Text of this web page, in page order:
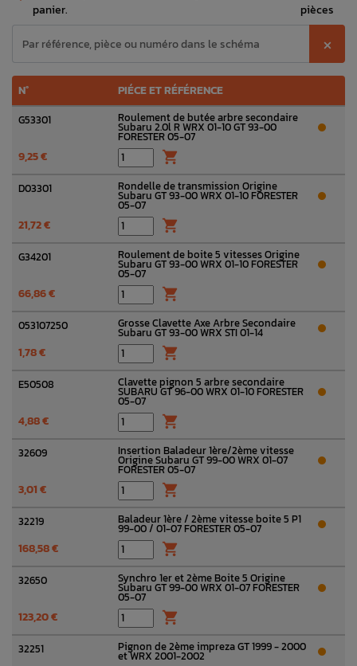
panier.
pièces
⨉
N° PIÉCE ET RÉFÉRENCE
G53301 Roulement de butée arbre secondaire
Subaru 2.0l R WRX 01-10 GT 93-00
FORESTER 05-07
9,25 € 
D03301 Rondelle de transmission Origine
Subaru GT 93-00 WRX 01-10 FORESTER
05-07
21,72 € 
G34201 Roulement de boite 5 vitesses Origine
Subaru GT 93-00 WRX 01-10 FORESTER
05-07
66,86 € 
053107250 Grosse Clavette Axe Arbre Secondaire
Subaru GT 93-00 WRX STI 01-14
1,78 € 
E50508 Clavette pignon 5 arbre secondaire
SUBARU GT 96-00 WRX 01-10 FORESTER
05-07
4,88 € 
32609 Insertion Baladeur 1ère/2ème vitesse
Origine Subaru GT 99-00 WRX 01-07
FORESTER 05-07
3,01 € 
32219 Baladeur 1ère / 2ème vitesse boite 5 P1
99-00 / 01-07 FORESTER 05-07
168,58 € 
32650 Synchro 1er et 2ème Boite 5 Origine
Subaru GT 99-00 WRX 01-07 FORESTER
05-07
123,20 € 
32251 Pignon de 2ème impreza GT 1999 - 2000
et WRX 2001-2002